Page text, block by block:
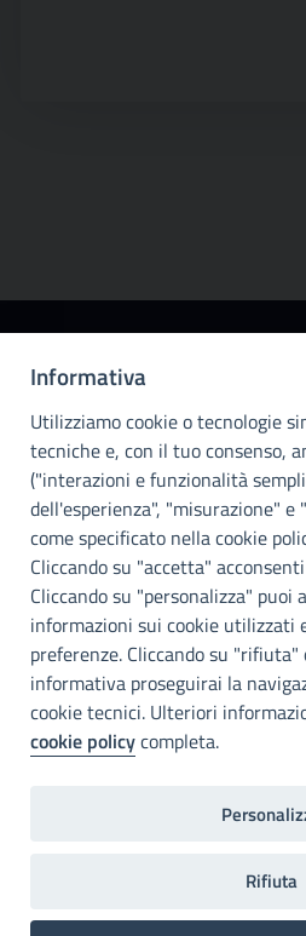
metropolitana
Palermo
Info e contatti
Città Metropoliitana di Palermo
Via Maqueda, 100 - 90134 - Palermo
Cod. Fisc. 80021470820
PEC:
I nostri canali social
Accessibilità
Città Metropolitana di Palermo si
web accessibile, conformemente al
Home Note legali
Informativa
Utilizziamo cookie o tecnologie
tecniche e, con il tuo consenso,
("interazioni e funzionalità
dell'esperienza", "misurazione"
come specificato nella cookie
Cliccando su "accetta"
Cliccando su "personalizza" puoi
informazioni sui cookie utilizzati
preferenze. Cliccando su
informativa proseguirai la
cookie tecnici. Ulteriori
cookie policycompleta.
Rifiuta